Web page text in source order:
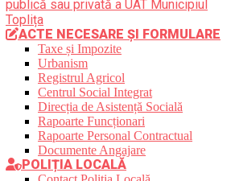
publică sau privată a UAT Municipiul
Toplița
ACTE NECESARE ȘI FORMULARE
Taxe și Impozite
Urbanism
Registrul Agricol
Centrul Social Integrat
Direcția de Asistență Socială
Rapoarte Funcționari
Rapoarte Personal Contractual
Documente Angajare
POLIȚIA LOCALĂ